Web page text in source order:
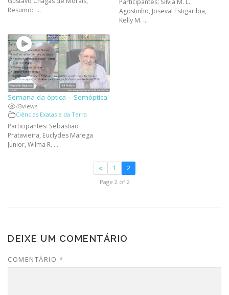
Resumo: ...
Agostinho, Joseval Estigaribia,
Kelly M. ...
Semana da óptica – Semóptica
43views
Ciências Exatas e da Terra
Participantes: Sebastião
Pratavieira, Euclydes Marega
Júnior, Wilma R. ...
« 1 2
Page 2 of 2
DEIXE UM COMENTÁRIO
COMENTÁRIO *